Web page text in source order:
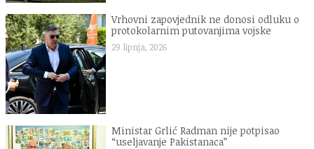
Vrhovni zapovjednik ne donosi odluku o
protokolarnim putovanjima vojske
29 lipnja, 2026
Ministar Grlić Radman nije potpisao
“useljavanje Pakistanaca”